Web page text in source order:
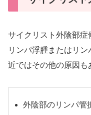
サイクリスト外陰部
リンパ浮腫またはリ
近ではその他の原因も
外陰部のリンパ管